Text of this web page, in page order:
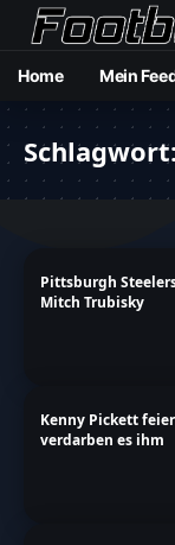
Home Mein
Schlagwort:
Pittsburgh
Mitch Trubisky
Kenny Pickett
verdarben es ihm